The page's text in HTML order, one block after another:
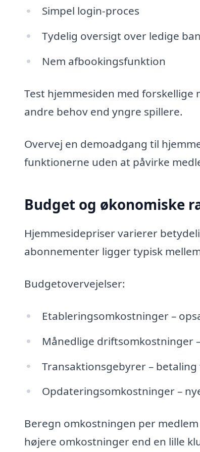
Simpel login-proces
Tydelig oversigt over ledige
Nem afbookingsfunktion
Test hjemmesiden med
andre behov end yngre spillere.
Overvej en demoadgang til
funktionerne uden at påvirke
Budget og økonomiske
Hjemmesidepriser varierer
abonnementer ligger typisk
Budgetovervejelser:
Etableringsomkostninger –
Månedlige driftsomkostninger
Transaktionsgebyrer –
Opdateringsomkostninger –
Beregn omkostningen per
højere omkostninger end en lille